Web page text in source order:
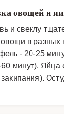
— от
слой,
вкус. Для
добавить
смягчит его
овощей и
и свеклу
в разных
- 20-25
минут). Яйца